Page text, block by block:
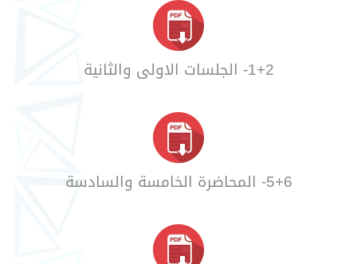
1+2- الجلسات الاولى والثانية
5+6- المحاضرة الخامسة والسادسة